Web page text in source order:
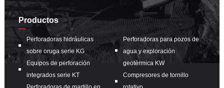
Productos
Perforadoras hidráulicas
sobre oruga serie KG
Equipos de perforación
integrados serie KT
Perforadoras para pozos de
agua y exploración
geotérmica KW
Compresores de tornillo